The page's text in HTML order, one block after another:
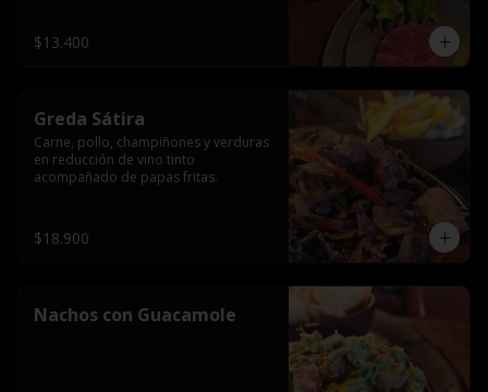
$13.400
Greda Sátira
Carne, pollo, champiñones y verduras
en reducción de vino tinto
acompañado de papas fritas.
$18.900
Nachos con Guacamole